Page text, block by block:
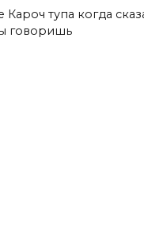
Кароч тупа когда
говоришь